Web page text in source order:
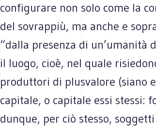
configurare non solo come la
del sovrappiù, ma anche e
“dalla presenza di un’umanità
il luogo, cioè, nel quale
produttori di plusvalore (siano
capitale, o capitale essi stessi:
dunque, per ciò stesso,